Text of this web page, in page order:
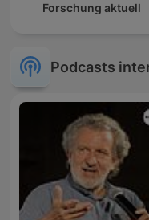
Forschung aktuell
Podcasts